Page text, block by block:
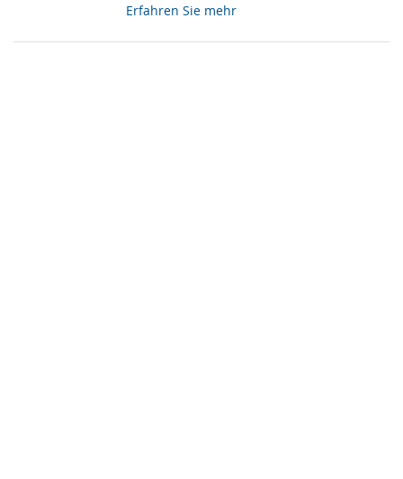
Erfahren Sie mehr